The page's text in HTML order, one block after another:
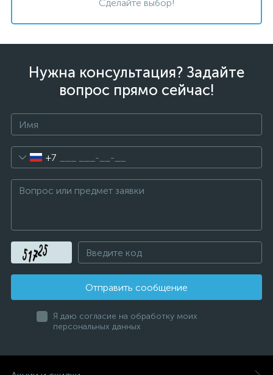
Сделайте выбор!
Нужна консультация? Задайте
вопрос прямо сейчас!
+7
Отправить сообщение
Я даю согласие на обработку моих
персональных данных